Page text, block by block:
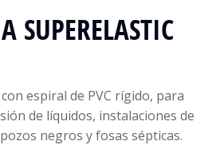
SUPERELASTIC
espiral de PVC rígido, para
de líquidos, instalaciones de
negros y fosas sépticas.